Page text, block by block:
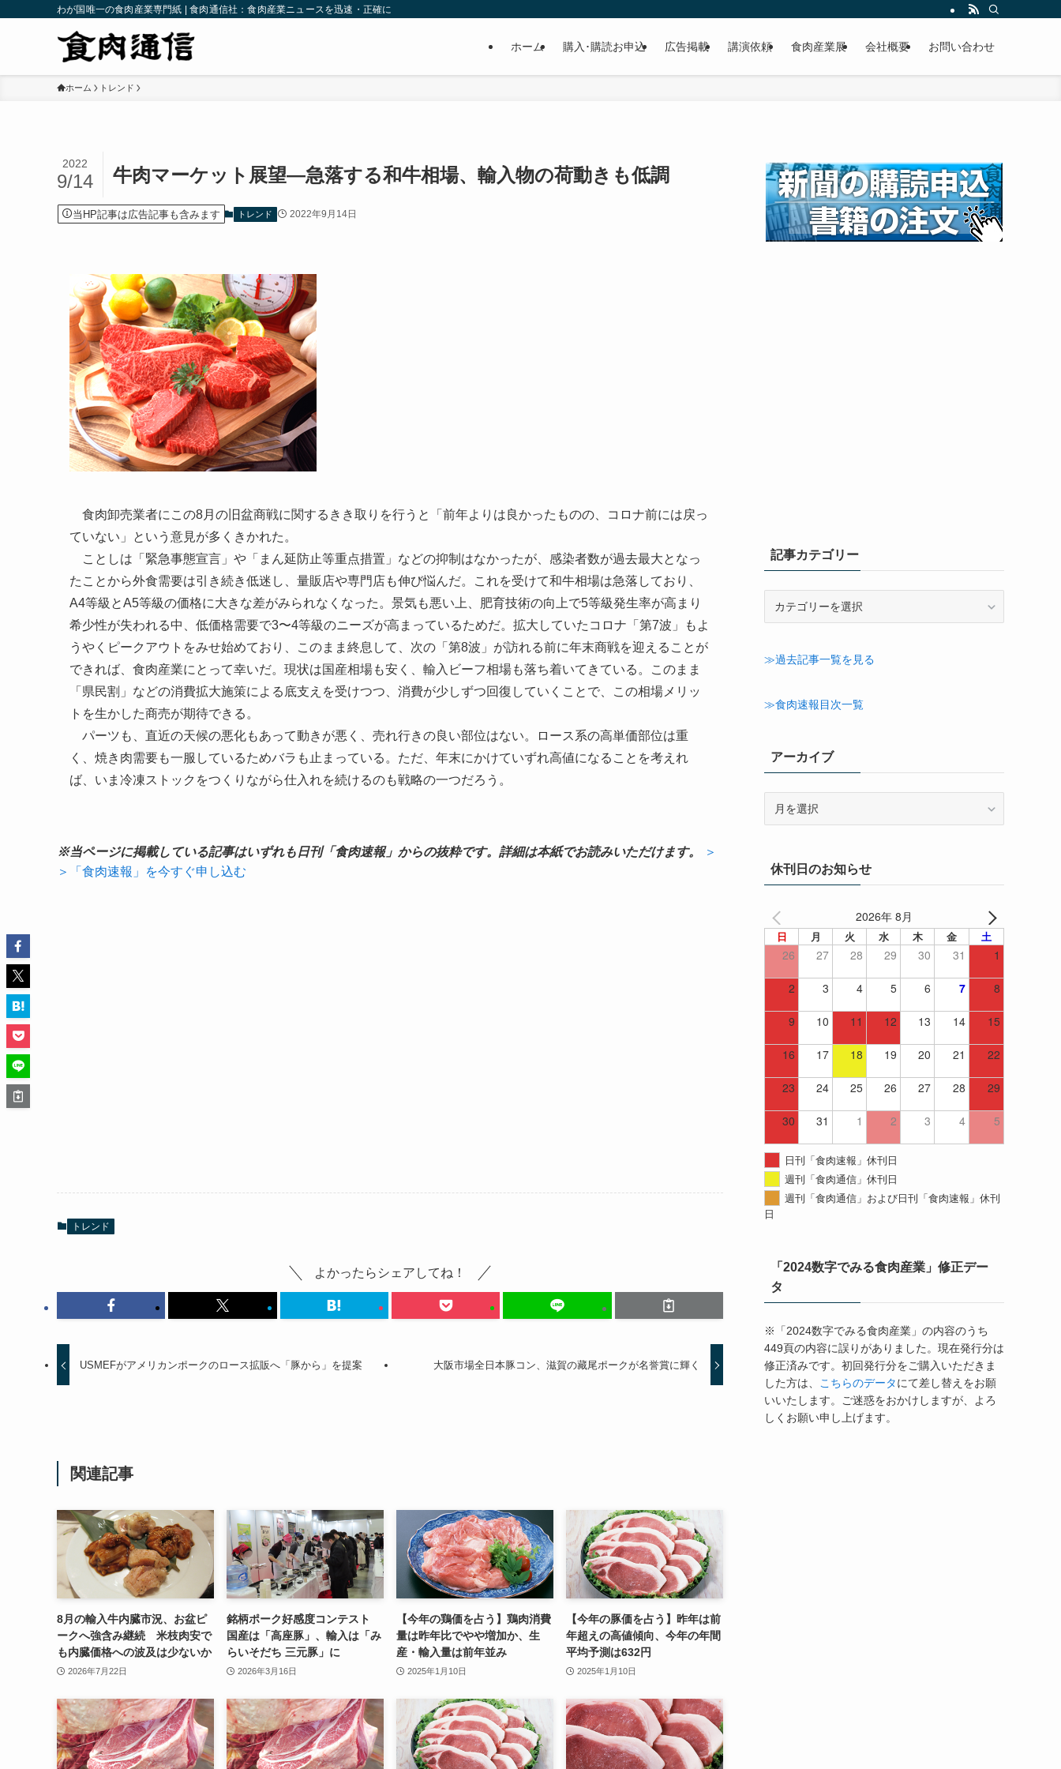
わが国唯一の食肉産業専門紙 | 食肉通信社：食肉産業ニュースを迅速・正確に
ホーム 購入･購読お申込 広告掲載 講演依頼 食肉産業展 会社概要 お問い合わせ
ホーム トレンド
牛肉マーケット展望—急落する和牛相場、輸入物の荷動きも低調
2022
9/14
当HP記事は広告記事も含みます トレンド 2022年9月14日
食肉卸売業者にこの8月の旧盆商戦に関するきき取りを行うと「前年よりは良かったものの、コロナ前には戻っ
ていない」という意見が多くきかれた。
ことしは「緊急事態宣言」や「まん延防止等重点措置」などの抑制はなかったが、感染者数が過去最大となっ
たことから外食需要は引き続き低迷し、量販店や専門店も伸び悩んだ。これを受けて和牛相場は急落しており、
A4等級とA5等級の価格に大きな差がみられなくなった。景気も悪い上、肥育技術の向上で5等級発生率が高まり
希少性が失われる中、低価格需要で3〜4等級のニーズが高まっているためだ。拡大していたコロナ「第7波」もよ
うやくピークアウトをみせ始めており、このまま終息して、次の「第8波」が訪れる前に年末商戦を迎えることが
できれば、食肉産業にとって幸いだ。現状は国産相場も安く、輸入ビーフ相場も落ち着いてきている。このまま
「県民割」などの消費拡大施策による底支えを受けつつ、消費が少しずつ回復していくことで、この相場メリッ
トを生かした商売が期待できる。
パーツも、直近の天候の悪化もあって動きが悪く、売れ行きの良い部位はない。ロース系の高単価部位は重
く、焼き肉需要も一服しているためバラも止まっている。ただ、年末にかけていずれ高値になることを考えれ
ば、いま冷凍ストックをつくりながら仕入れを続けるのも戦略の一つだろう。
※当ページに掲載している記事はいずれも日刊「食肉速報」からの抜粋です。詳細は本紙でお読みいただけます。
＞
＞「食肉速報」を今すぐ申し込む
トレンド
よかったらシェアしてね！
USMEFがアメリカンポークのロース拡販へ「豚から」を提案 大阪市場全日本豚コン、滋賀の藏尾ポークが名誉賞に輝く
関連記事
8月の輸入牛内臓市況、お盆ピ
ークへ強含み継続 米枝肉安で
も内臓価格への波及は少ないか
2026年7月22日
銘柄ポーク好感度コンテスト
国産は「高座豚」、輸入は「み
らいそだち 三元豚」に
2026年3月16日
【今年の鶏価を占う】鶏肉消費
量は昨年比でやや増加か、生
産・輸入量は前年並み
2025年1月10日
【今年の豚価を占う】昨年は前
年超えの高値傾向、今年の年間
平均予測は632円
2025年1月10日
記事カテゴリー
ゴ
ー
≫過去記事一覧を見る
≫食肉速報目次一覧
アーカイブ
ブ休刊日のお知らせ
2026年 8月
日 月 火 水 木 金 土
26 27 28 29 30 31 1
2 3 4 5 6 7 8
9 10 11 12 13 14 15
16 17 18 19 20 21 22
23 24 25 26 27 28 29
30 31 1 2 3 4 5
日刊「食肉速報」休刊日
週刊「食肉通信」休刊日
週刊「食肉通信」および日刊「食肉速報」休刊
日
「2024数字でみる食肉産業」修正デー
タ
※「2024数字でみる食肉産業」の内容のうち
449頁の内容に誤りがありました。現在発行分は
修正済みです。初回発行分をご購入いただきま
した方は、
こちらのデータにて差し替えをお願
いいたします。ご迷惑をおかけしますが、よろ
しくお願い申し上げます。